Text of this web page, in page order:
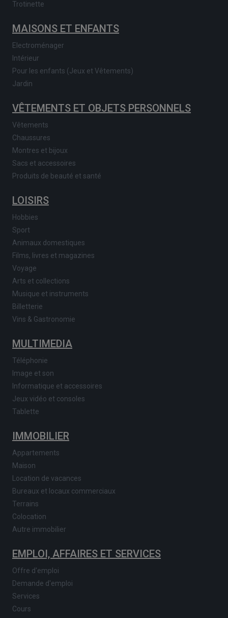
Trotinette
MAISONS ET ENFANTS
Electroménager
Intérieur
Pour les enfants (Jeux et Vêtements)
Jardin
VÊTEMENTS ET OBJETS PERSONNELS
Vêtements
Chaussures
Montres et bijoux
Sacs et accessoires
Produits de beauté et santé
LOISIRS
Hobbies
Sport
Animaux domestiques
Films, livres et magazines
Voyage
Arts et collections
Musique et instruments
Billetterie
Vins & Gastronomie
MULTIMEDIA
Téléphonie
Image et son
Informatique et accessoires
Jeux vidéo et consoles
Tablette
IMMOBILIER
Appartements
Maison
Location de vacances
Bureaux et locaux commerciaux
Terrains
Colocation
Autre immobilier
EMPLOI, AFFAIRES ET SERVICES
Offre d'emploi
Demande d'emploi
Services
Cours